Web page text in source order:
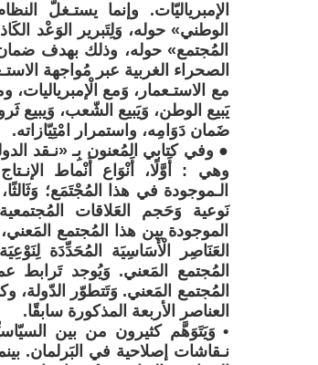
الإمبرياليّات. وإنما يستـغلّ
الوطني» حوله، وَلِتَبرير الوَعْد
المُجتمع» حوله، وذلك بهدف
الصحراء الغربية عبر مُواجهة
مع الاستـعمار، وَمع
يَبيع الوطن، وَيَبيع الشّعب، وَيبيع
ضَمان دَوَامِه، واستمرار امْتِيّازاته.
● وفي كتابي المُعنون بِـ «نـقد
وهي : أَوَّلًا، أَنْوَاع أَنْماط
الـموجودة في هذا المُجْتَمَع؛
نَوعية وَحَجم العَلاقات المُجتمعية
الموجودة بين هذا المُجتمع
العَنَاصِر الْأَسَاسِيَة المُحَدِّدَة
المُجتمع المَعني. وَيُوجد تَرابط
المُجتمع المَعني. وَتَتطوّر الدّولة،
العناصر الأربعة المذكورة سابقًا.
• وَيَتَوَهَّم كثيرون من بين
نـقاشات إصلاحية في البَرلمان.